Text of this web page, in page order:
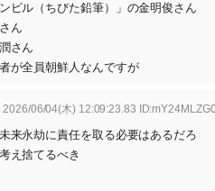
ピル（ちびた鉛筆）」の金明俊さん
ん
さん
が全員朝鮮人なんですが
2026/06/04(木) 12:09:23.83 ID:mY24MLZG0
来永劫に責任を取る必要はあるだろ
え捨てるべき